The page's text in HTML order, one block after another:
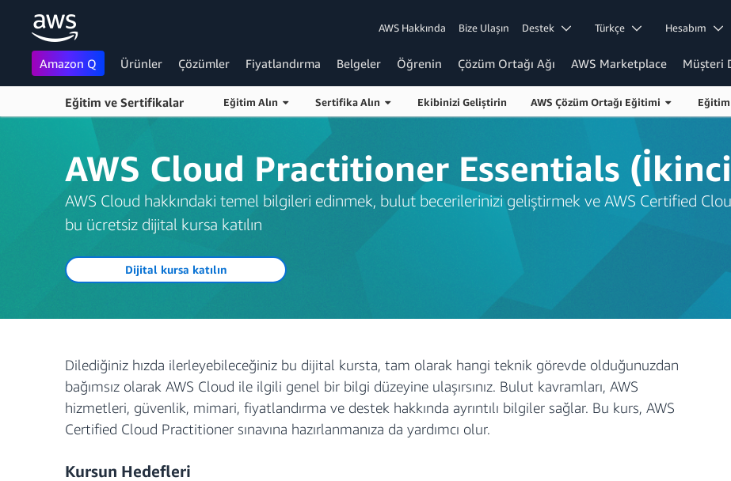
AWS Hakkında Bize Ulaşın Destek Türkçe Hesabım
Amazon Q Ürünler Çözümler Fiyatlandırma Belgeler Öğrenin Çözüm Ortağı Ağı AWS Marketplace Müşteri
Eğitim ve Sertifikalar Eğitim Alın Sertifika Alın Ekibinizi Geliştirin AWS Çözüm Ortağı Eğitimi Eğitim
AWS Cloud Practitioner Essentials
AWS Cloud hakkındaki temel bilgileri edinmek, bulut becerilerinizi geliştirmek ve AWS Certified
bu ücretsiz dijital kursa katılın
Dijital kursa katılın
Dilediğiniz hızda ilerleyebileceğiniz bu dijital kursta, tam olarak hangi teknik görevde olduğunuzdan
bağımsız olarak AWS Cloud ile ilgili genel bir bilgi düzeyine ulaşırsınız. Bulut kavramları, AWS
hizmetleri, güvenlik, mimari, fiyatlandırma ve destek hakkında ayrıntılı bilgiler sağlar. Bu kurs, AWS
Certified Cloud Practitioner sınavına hazırlanmanıza da yardımcı olur.
Kursun Hedefleri